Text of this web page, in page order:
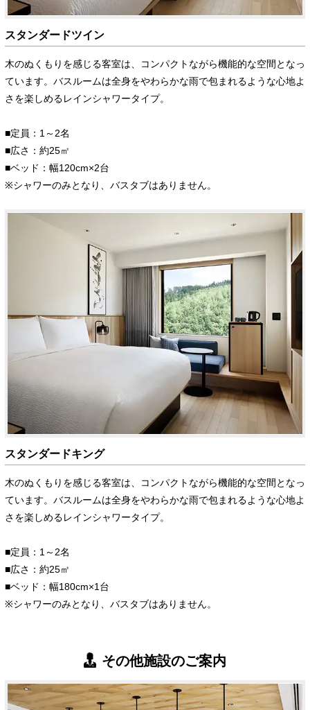
スタンダードツイン
木のぬくもりを感じる客室は、コンパクトながら機能的な空間となっ
ています。バスルームは全身をやわらかな雨で包まれるような心地よ
さを楽しめるレインシャワータイプ。
■定員：1～2名
■広さ：約25㎡
■ベッド：幅120cm×2台
※シャワーのみとなり、バスタブはありません。
スタンダードキング
木のぬくもりを感じる客室は、コンパクトながら機能的な空間となっ
ています。バスルームは全身をやわらかな雨で包まれるような心地よ
さを楽しめるレインシャワータイプ。
■定員：1～2名
■広さ：約25㎡
■ベッド：幅180cm×1台
※シャワーのみとなり、バスタブはありません。
その他施設のご案内